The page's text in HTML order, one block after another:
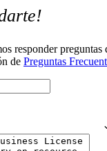
responder preguntas
de Preguntas